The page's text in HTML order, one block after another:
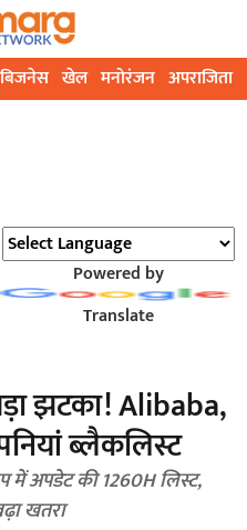
बिजनेस खेल मनोरंजन अपराजिता
Powered by
Translate
झटका! Alibaba,
ब्लैकलिस्ट
में अपडेट की 1260H लिस्ट,
खतरा